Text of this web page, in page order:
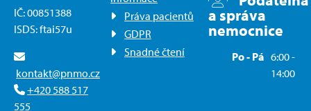
IČ: 00851388
ISDS: ftai57u
kontakt@pnmo.cz
+420 588 517
555
Práva pacientů
GDPR
Snadné čtení
a správa
nemocnice
Po - Pá 6:00 -
14:00